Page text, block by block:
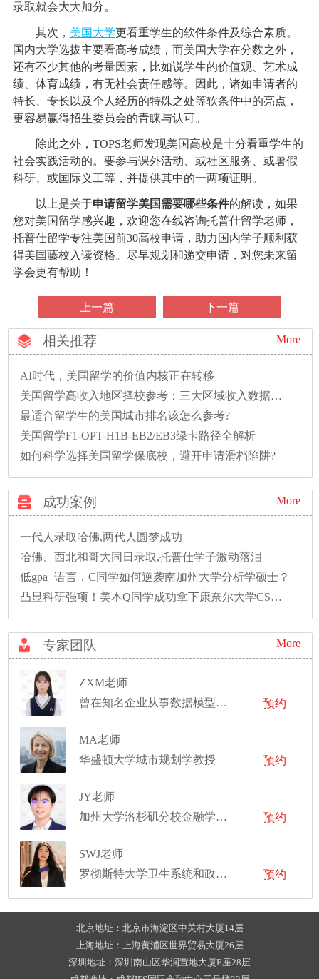
录取就会大大加分。
其次， 美国大学更看重学生的软件条件及综合素质。
国内大学选拔主要看高考成绩，而美国大学在分数之外，
还有不少其他的考量因素，比如说学生的价值观、艺术成
绩、体育成绩，有无社会责任感等。因此，诸如申请者的
特长、专长以及个人经历的特殊之处等软条件中的亮点，
更容易赢得招生委员会的青睐与认可。
除此之外，TOPS老师发现美国高校是十分看重学生的
社会实践活动的。要参与课外活动、或社区服务、或暑假
科研、或国际义工等，并提供其中的一两项证明。
以上是关于申请留学美国需要哪些条件的解读，如果
您对美国留学感兴趣，欢迎您在线咨询托普仕留学老师，
托普仕留学专注美国前30高校申请，助力国内学子顺利获
得美国藤校入读资格。尽早规划和递交申请，对您未来留
学会更有帮助！
上一篇 下一篇
相关推荐 More
AI时代，美国留学的价值内核正在转移
美国留学高收入地区择校参考：三大区域收入数据全解析
最适合留学生的美国城市排名该怎么参考?
美国留学F1-OPT-H1B-EB2/EB3绿卡路径全解析
如何科学选择美国留学保底校，避开申请滑档陷阱?
成功案例 More
一代人录取哈佛,两代人圆梦成功
哈佛、西北和哥大同日录取,托普仕学子激动落泪
低gpa+语言，C同学如何逆袭南加州大学分析学硕士？
凸显科研强项！美本Q同学成功拿下康奈尔大学CS硕士录取！
专家团队 More
ZXM老师
曾在知名企业从事数据模型工作
预约
MA老师
华盛顿大学城市规划学教授
预约
JY老师
加州大学洛杉矶分校金融学博士
预约
SWJ老师
罗彻斯特大学卫生系统和政策研究博士
预约
北京地址：北京市海淀区中关村大厦14层
上海地址：上海黄浦区世界贸易大厦26层
深圳地址：深圳南山区华润置地大厦E座28层